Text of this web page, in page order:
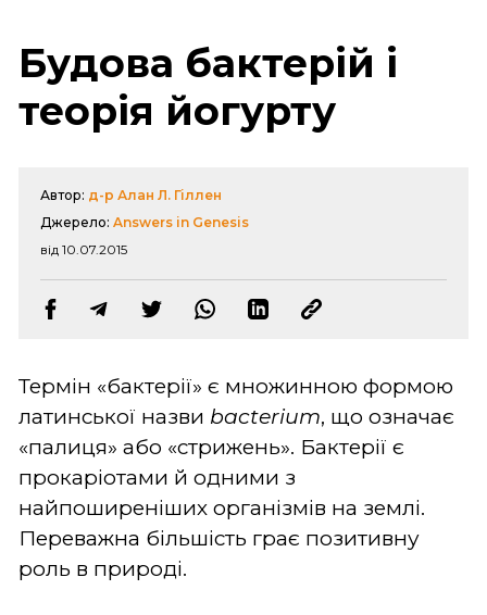
Будова бактерій і
теорія йогурту
Автор: д-р Алан Л. Гіллен
Джерело: Answers in Genesis
від 10.07.2015
Термін «бактерії» є множинною формою
латинської назви bacterium, що означає
«палиця» або «стрижень». Бактерії є
прокаріотами й одними з
найпоширеніших організмів на землі.
Переважна більшість грає позитивну
роль в природі.